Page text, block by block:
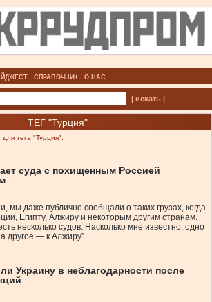
СПРАВОЧНИК О НАС
| искать |
ТЕГ "Турция"
тега "Турция".
суда с похищенным Россией
мы даже публично сообщали о таких грузах, когда
Египту, Алжиру и некоторым другим странам.
несколько судов. Насколько мне известно, одно
другое — к Алжиру”
Украину в неблагодарности после